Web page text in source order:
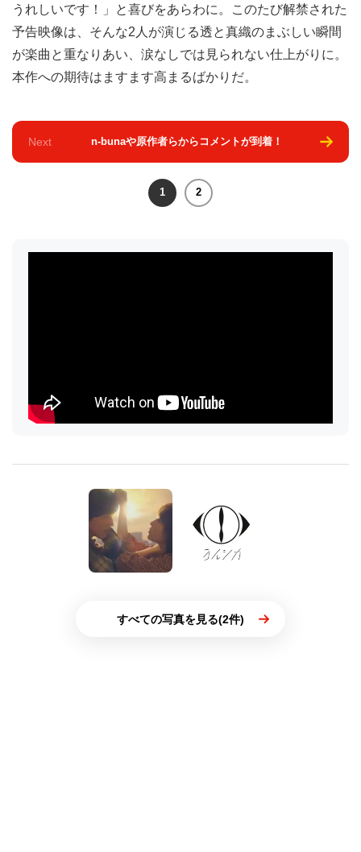
うれしいです！」と喜びをあらわに。このたび解禁された
予告映像は、そんな2人が演じる透と真織のまぶしい瞬間
が楽曲と重なりあい、涙なしでは見られない仕上がりに。
本作への期待はますます高まるばかりだ。
Next n-bunaや原作者らからコメントが到着！
1 2
すべての写真を見る(2件)